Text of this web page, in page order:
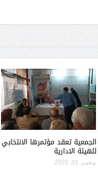
الجمعية تعقد مؤتمرها الانتخابي
للهيئة الادارية
نوفمبر 01, 2021